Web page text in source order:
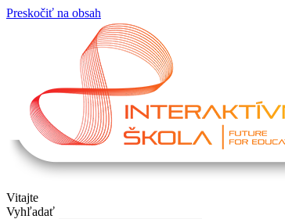
Preskočiť na obsah
Vitajte
Vyhľadať